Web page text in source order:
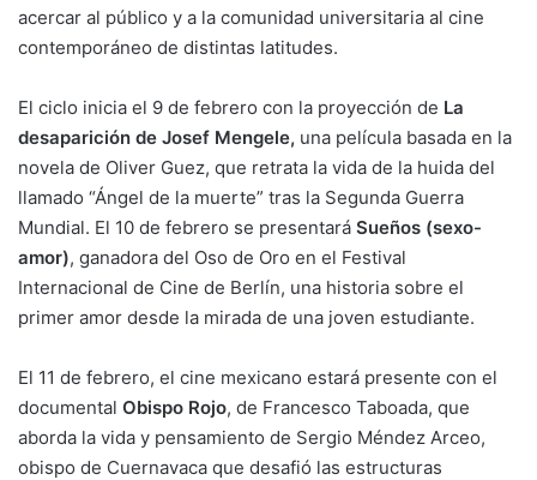
acercar al público y a la comunidad universitaria al cine
contemporáneo de distintas latitudes.
El ciclo inicia el 9 de febrero con la proyección de La
desaparición de Josef Mengele, una película basada en la
novela de Oliver Guez, que retrata la vida de la huida del
llamado “Ángel de la muerte” tras la Segunda Guerra
Mundial. El 10 de febrero se presentará Sueños (sexo-
amor), ganadora del Oso de Oro en el Festival
Internacional de Cine de Berlín, una historia sobre el
primer amor desde la mirada de una joven estudiante.
El 11 de febrero, el cine mexicano estará presente con el
documental Obispo Rojo, de Francesco Taboada, que
aborda la vida y pensamiento de Sergio Méndez Arceo,
obispo de Cuernavaca que desafió las estructuras